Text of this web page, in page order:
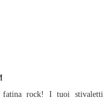
fatina rock! I tuoi stivaletti